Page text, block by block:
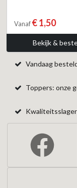
Vanaf € 1,50
Bekijk &
Vandaag
Toppers: onze